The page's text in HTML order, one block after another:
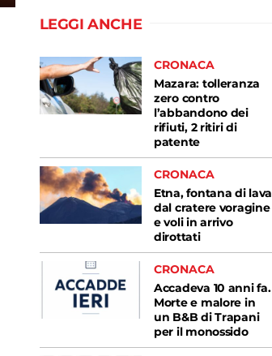
LEGGI ANCHE
CRONACA
Mazara: tolleranza
zero contro
l’abbandono dei
rifiuti, 2 ritiri di
patente
CRONACA
Etna, fontana di lava
dal cratere voragine
e voli in arrivo
dirottati
CRONACA
Accadeva 10 anni fa.
Morte e malore in
un B&B di Trapani
per il monossido